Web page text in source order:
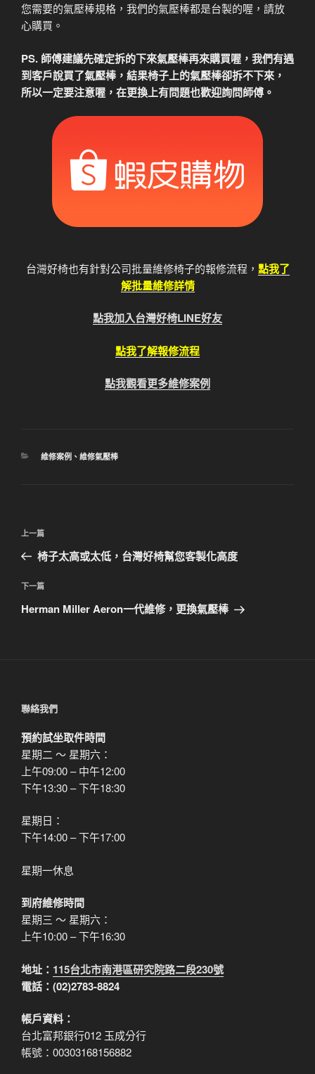
您需要的氣壓棒規格，我們的氣壓棒都是台製的喔，請放
心購買。
PS. 師傅建議先確定拆的下來氣壓棒再來購買喔，我們有遇
到客戶說買了氣壓棒，結果椅子上的氣壓棒卻拆不下來，
所以一定要注意喔，在更換上有問題也歡迎詢問師傅。
台灣好椅也有針對公司批量維修椅子的報修流程， 點我了
解批量維修詳情
點我加入台灣好椅LINE好友
點我了解報修流程
點我觀看更多維修案例
分
維修案例、 維修氣壓棒
文
導
覽
上
一
文
章
上一篇
椅子太高或太低，台灣好椅幫您客製化高度
下
一
下一篇
Herman Miller Aeron一代維修，更換氣壓棒
聯絡我們
預約試坐取件時間
星期二 ～ 星期六：
上午09:00 – 中午12:00
下午13:30 – 下午18:30
星期日：
下午14:00 – 下午17:00
星期一休息
到府維修時間
星期三 ～ 星期六：
上午10:00 – 下午16:30
地址： 115台北市南港區研究院路二段230號
電話：(02)2783-8824
帳戶資料：
台北富邦銀行012 玉成分行
帳號：00303168156882